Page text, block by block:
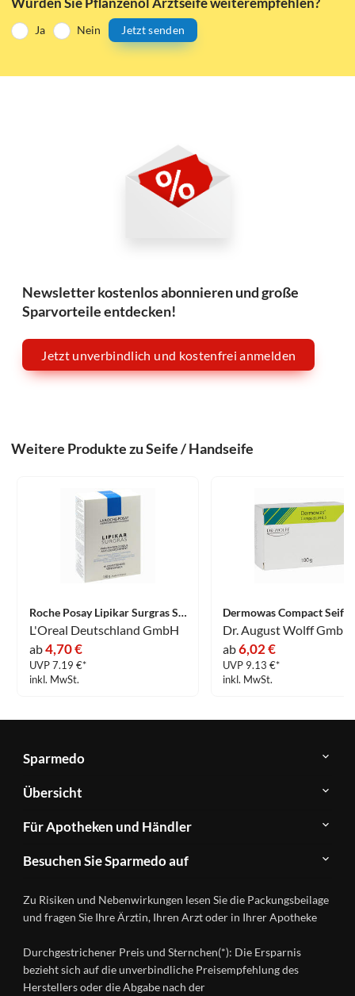
Ja Nein Jetzt senden
Newsletter kostenlos abonnieren und große
Sparvorteile entdecken!
Jetzt unverbindlich und kostenfrei anmelden
Weitere Produkte zu Seife / Handseife
Roche Posay Lipikar Surgras Seifenstück 150 g
L'Oreal Deutschland GmbH
ab4,70 €
UVP 7.19 €*
inkl. MwSt.
Dermowas Compact Seife
ab6,02 €
UVP 9.13 €*
inkl. MwSt.
Sparmedo
Über
Sparmedo
FAQ
Kontakt
Datenschutz
Nutzungsbedingungen
Übersicht
Herstellerverzeichnis
Produkte
A-
Ratgeber
Wirkstoffe
Gesundheitsmagazin
Für Apotheken und Händler
&
Händlerlogin
Besuchen Sie Sparmedo auf
Instagram
Zu Risiken und Nebenwirkungen lesen Sie die Packungsbeilage
und fragen Sie Ihre Ärztin, Ihren Arzt oder in Ihrer Apotheke
Durchgestrichener Preis und Sternchen(*): Die Ersparnis
bezieht sich auf die unverbindliche Preisempfehlung des
Herstellers oder die Abgabe nach der